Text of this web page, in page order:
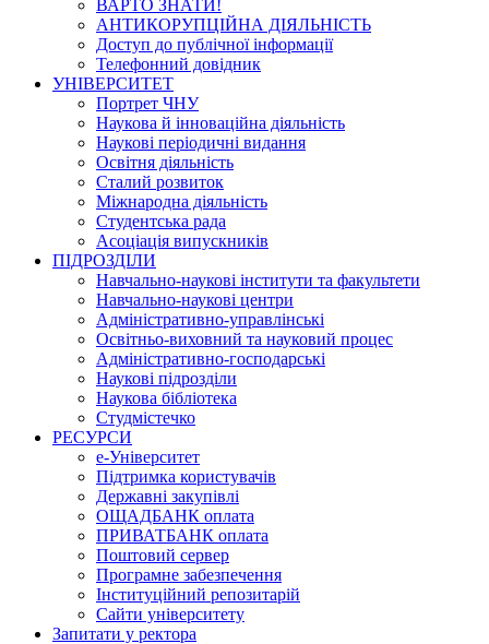
ВАРТО ЗНАТИ!
АНТИКОРУПЦІЙНА ДІЯЛЬНІСТЬ
Доступ до публічної інформації
Телефонний довідник
УНІВЕРСИТЕТ
Портрет ЧНУ
Наукова й інноваційна діяльність
Наукові періодичні видання
Освітня діяльність
Сталий розвиток
Міжнародна діяльність
Студентська рада
Асоціація випускників
ПІДРОЗДІЛИ
Навчально-наукові інститути та факультети
Навчально-наукові центри
Адміністративно-управлінські
Освітньо-виховний та науковий процес
Адміністративно-господарські
Наукові підрозділи
Наукова бібліотека
Студмістечко
РЕСУРСИ
е-Університет
Підтримка користувачів
Державні закупівлі
ОЩАДБАНК оплата
ПРИВАТБАНК оплата
Поштовий сервер
Програмне забезпечення
Інституційний репозитарій
Сайти університету
Запитати у ректора